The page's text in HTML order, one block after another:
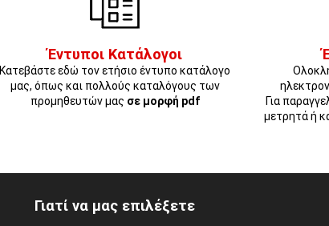
Έντυποι Κατάλογοι
Κατεβάστε εδώ τον ετήσιο έντυπο κατάλογο
μας, όπως και πολλούς καταλόγους των
προμηθευτών μας σε μορφή pdf
Για
μετρητά ή
Γιατί να μας επιλέξετε